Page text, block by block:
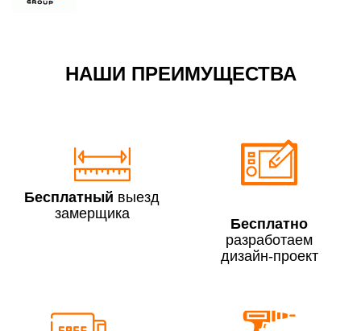
Свыше 300 000 руб.
НАШИ ПРЕИМУЩЕСТВА
Бесплатный выезд
замерщика
Бесплатно
разработаем
дизайн-проект